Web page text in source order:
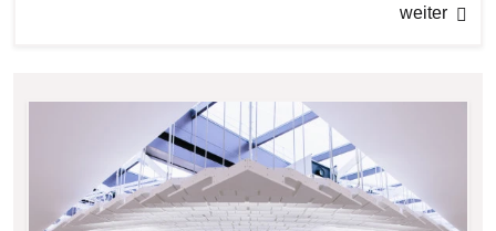
weiter